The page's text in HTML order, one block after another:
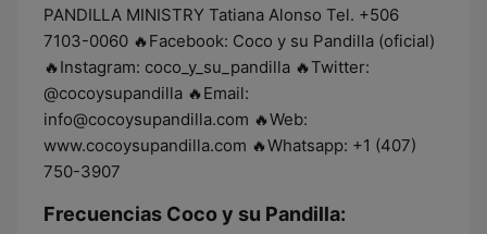
PANDILLA MINISTRY Tatiana Alonso Tel. +506
7103-0060 🔥Facebook: Coco y su Pandilla (oficial)
🔥Instagram: coco_y_su_pandilla 🔥Twitter:
@cocoysupandilla 🔥Email:
info@cocoysupandilla.com 🔥Web:
www.cocoysupandilla.com 🔥Whatsapp: +1 (407)
750-3907
Frecuencias Coco y su Pandilla: